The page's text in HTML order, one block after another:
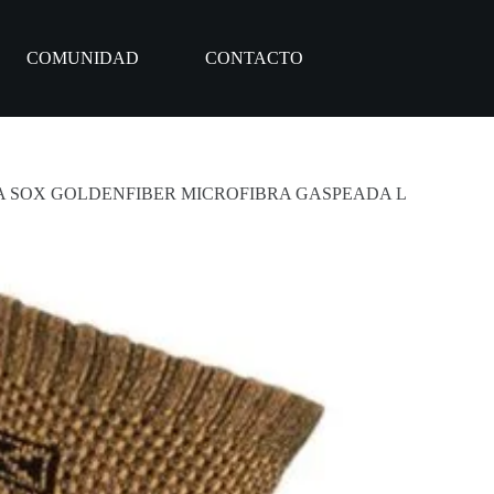
COMUNIDAD CONTACTO
SOX GOLDENFIBER MICROFIBRA GASPEADA L